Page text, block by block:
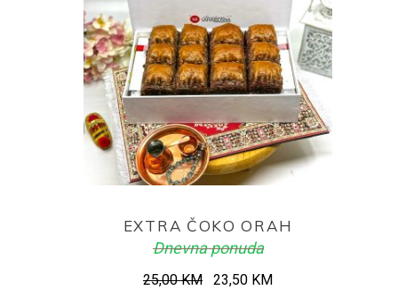
EXTRA ČOKO ORAH
Dnevna ponuda
25,00KM
Original
23,50 KMCurrent